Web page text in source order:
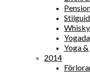
Yoga
2014